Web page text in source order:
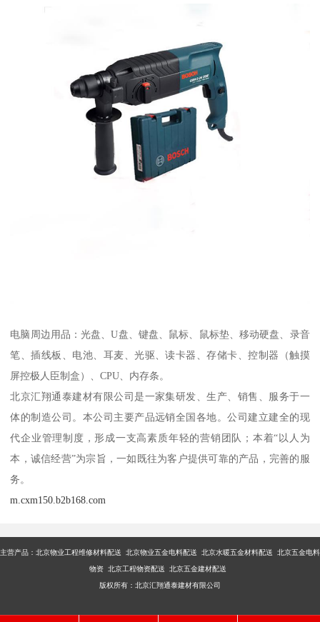
电脑周边用品：光盘、U盘、键盘、鼠标、鼠标垫、移动硬盘、录音
笔、插线板、电池、耳麦、光驱、读卡器、存储卡、控制器（触摸
屏控极人臣制盒）、CPU、内存条。
北京汇翔通泰建材有限公司是一家集研发、生产、销售、服务于一
体的制造公司。本公司主要产品远销全国各地。公司建立建全的现
代企业管理制度，形成一支高素质年轻的营销团队；本着“以人为
本，诚信经营”为宗旨，一如既往为客户提供可靠的产品，完善的服
务。
m.cxm150.b2b168.com
主营产品： 北京物业工程维修材料配送 北京物业五金电料配送 北京水暖五金材料配送 北京五金电料
物资 北京工程物资配送 北京五金建材配送
版权所有：北京汇翔通泰建材有限公司